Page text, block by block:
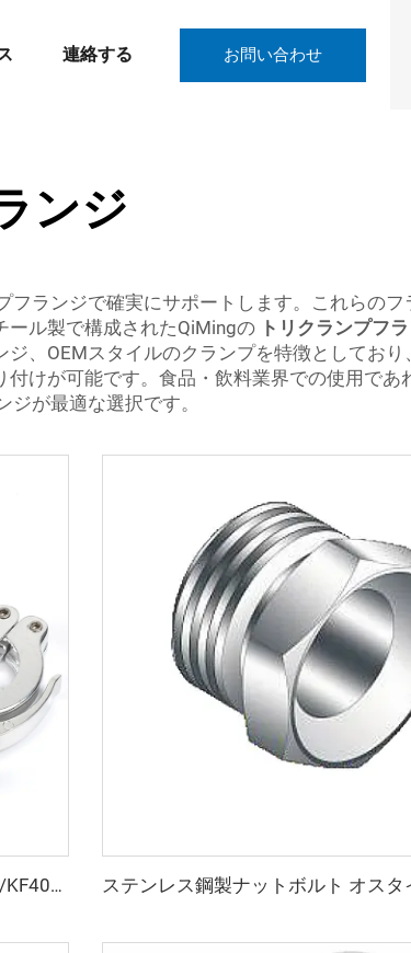
連絡する お問い合わせ
ンジ
ランジで確実にサポートします。これらのフ
ール製で構成されたQiMingの トリクランプフ
、OEMスタイルのクランプを特徴としており
けが可能です。食品・飲料業界での使用であ
が最適な選択です。
KF クイッククランプリング KF16/KF25/KF40/KF50 アルミニウム 真空継手 NW25/NW40 高品質クランプフランジ 半導体用